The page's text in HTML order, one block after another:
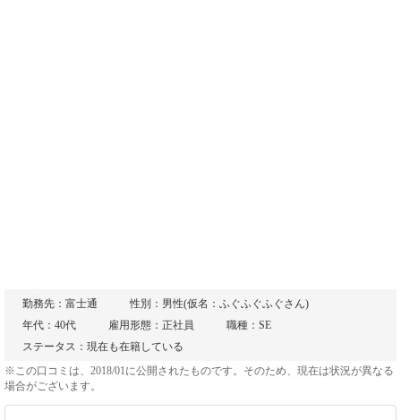
勤務先：富士通
性別：男性(仮名：ふぐふぐふぐさん)
年代：40代
雇用形態：正社員
職種：SE
ステータス：現在も在籍している
※この口コミは、2018/01に公開されたものです。そのため、現在は状況が異なる
場合がございます。